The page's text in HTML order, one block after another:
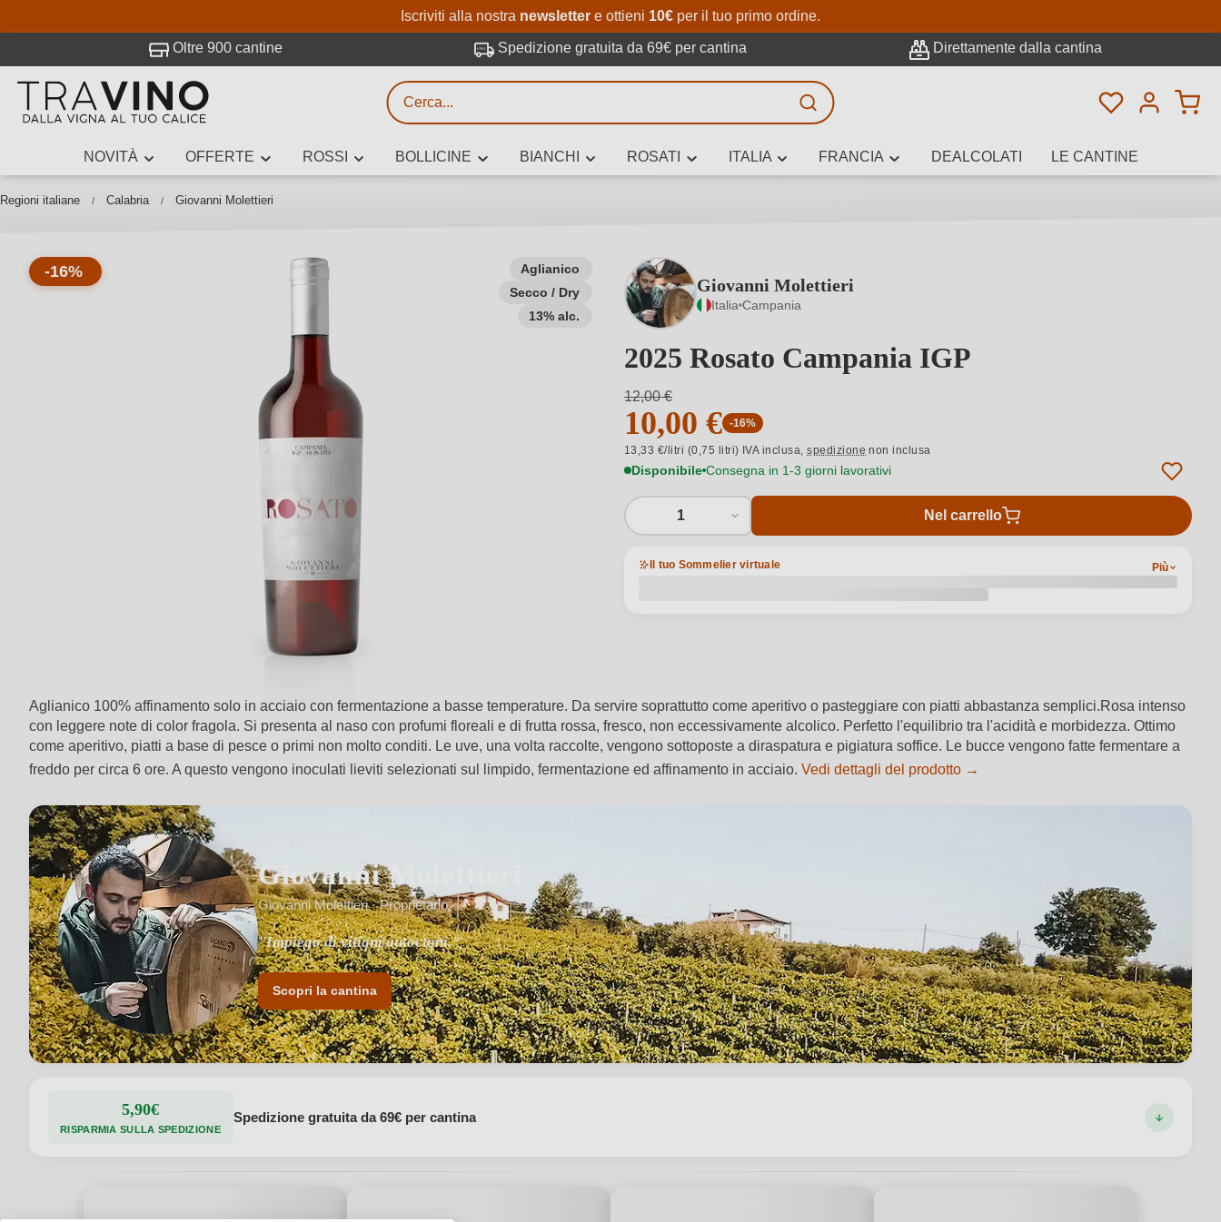
Passa al contenuto principale
Salta alla ricerca
Passa alla navigazione principale
Iscriviti alla nostra newsletter e ottieni 10€ per il tuo primo ordine.
Oltre 900 cantine Spedizione gratuita da 69€ per cantina Direttamente dalla cantina
Hai 0 articoli
NOVITÀ OFFERTE ROSSI BOLLICINE BIANCHI ROSATI ITALIA FRANCIA DEALCOLATI LE CANTINE
Regioni italiane Calabria Giovanni Molettieri
Aglianico
Secco / Dry
13% alc.
-16%
Giovanni Molettieri
Italia Campania
2025 Rosato Campania IGP
12,00 €
10,00 € -16%
13,33 €/litri (0,75 litri) IVA inclusa,spedizione non inclusa
Disponibile Consegna in 1-3 giorni lavorativi
1 Nel carrello
Il tuo Sommelier virtuale Più
Aglianico 100% affinamento solo in acciaio con fermentazione a basse temperature. Da servire soprattutto come aperitivo o pasteggiare con piatti abbastanza semplici.Rosa intenso
con leggere note di color fragola. Si presenta al naso con profumi floreali e di frutta rossa, fresco, non eccessivamente alcolico. Perfetto l'equilibrio tra l'acidità e morbidezza. Ottimo
come aperitivo, piatti a base di pesce o primi non molto conditi. Le uve, una volta raccolte, vengono sottoposte a diraspatura e pigiatura soffice. Le bucce vengono fatte fermentare a
freddo per circa 6 ore. A questo vengono inoculati lieviti selezionati sul limpido, fermentazione ed affinamento in acciaio. Vedi dettagli del prodotto →
Giovanni Molettieri
Giovanni Molettieri · Proprietario
"Impiego di vitigni autoctoni."
Scopri la cantina
5,90€
RISPARMIA SULLA SPEDIZIONE
Spedizione gratuita da 69€ per cantina
Ricerca vini
Inserisci almeno 3 caratteri
Ricerca avanzata
Descrivi il vino stai cercando – per gusto, occasione, nome del vino, vitigno, regione, cantina o
altri criteri.
Travino.